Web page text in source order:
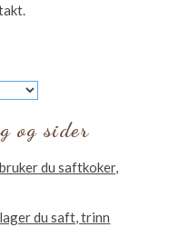
og sider
du saftkoker,
du saft, trinn